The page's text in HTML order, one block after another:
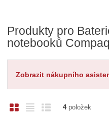
Produkty pro
notebooků
Zobrazit nákupního
O
Ř
4položek